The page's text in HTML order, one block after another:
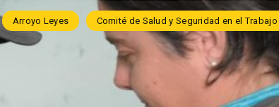
Arroyo Leyes Comité de Salud y Seguridad en el Trabajo